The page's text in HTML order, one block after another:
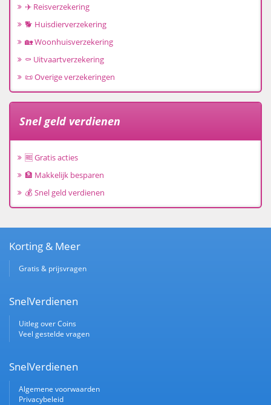
✈️ Reisverzekering
🐕 Huisdierverzekering
🏡 Woonhuisverzekering
⚰️ Uitvaartverzekering
📜 Overige verzekeringen
Snel geld verdienen
🆓 Gratis acties
🏦 Makkelijk besparen
💰 Snel geld verdienen
Korting & Meer
Gratis & prijsvragen
SnelVerdienen
Uitleg over Coins
Veel gestelde vragen
SnelVerdienen
Algemene voorwaarden
Privacybeleid